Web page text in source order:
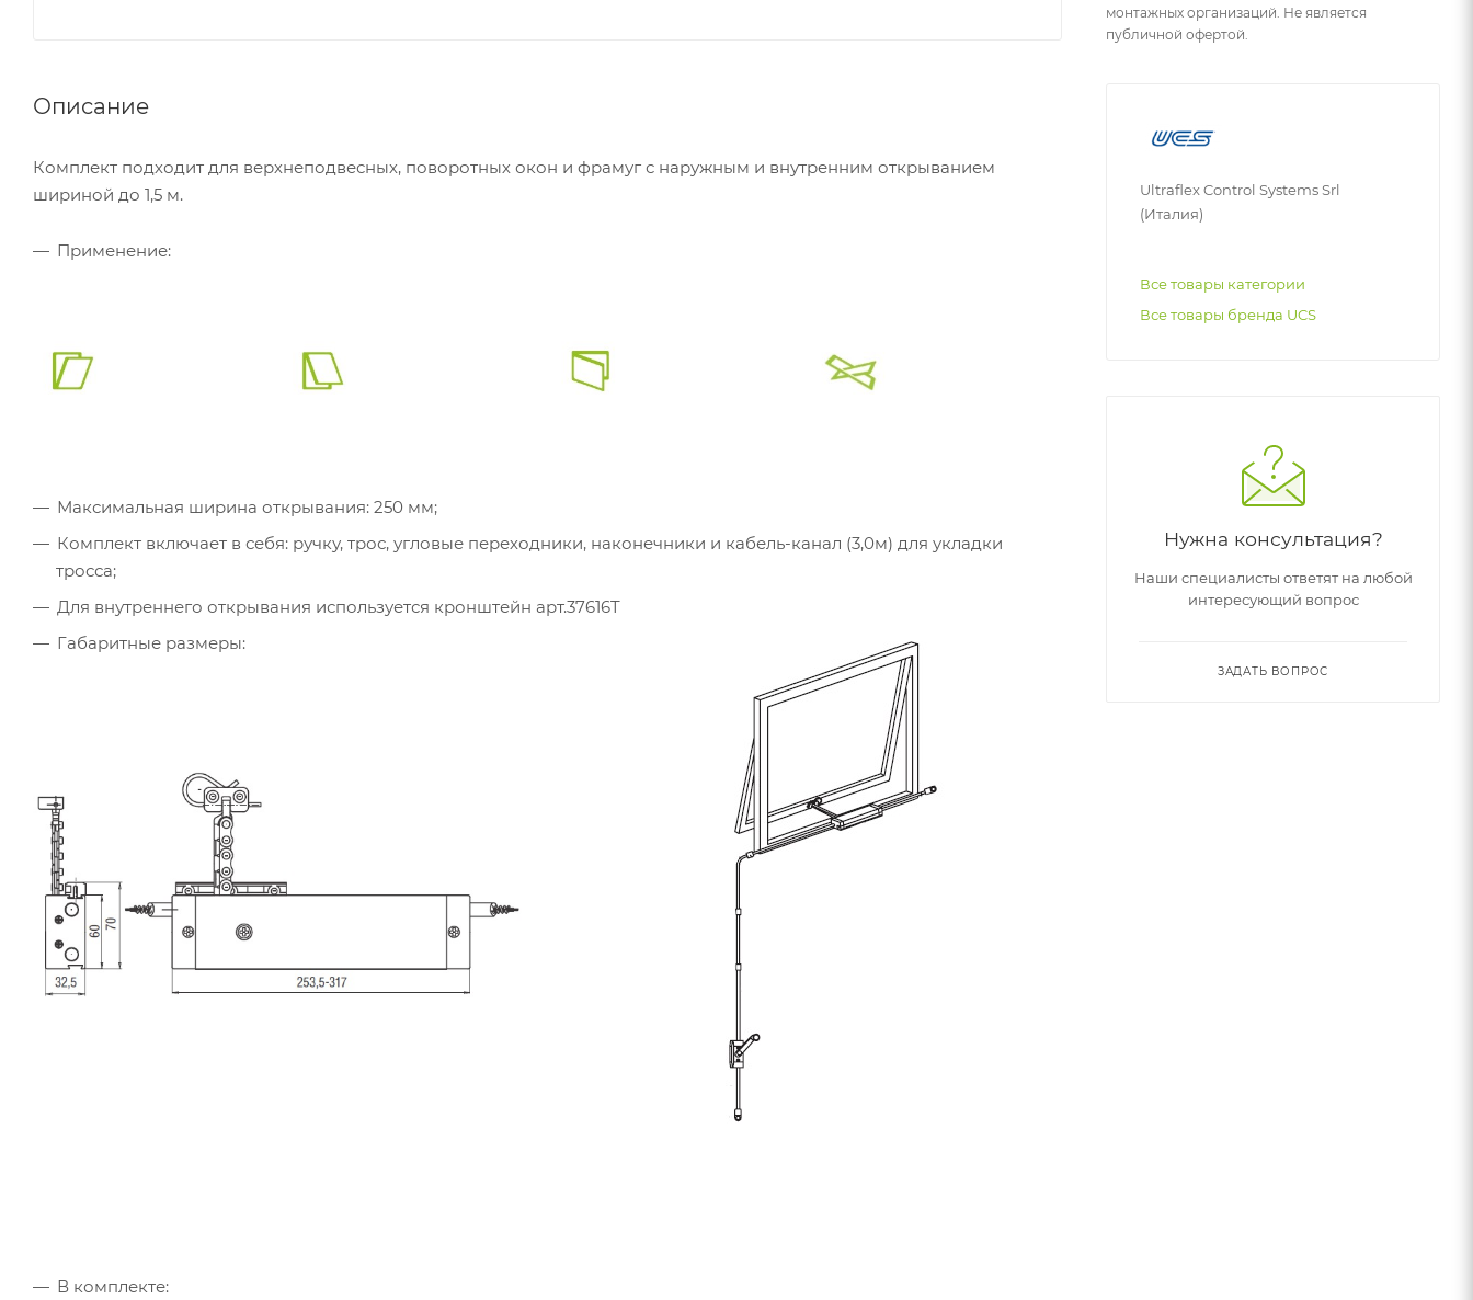
Описание
Комплект подходит для верхнеподвесных, поворотных окон и фрамуг с наружным и внутренним открыванием
шириной до 1,5 м.
Применение:
Максимальная ширина открывания: 250 мм;
Комплект включает в себя: ручку, трос, угловые переходники, наконечники и кабель-канал (3,0м) для укладки
тросса;
Для внутреннего открывания используется кронштейн арт.37616T
Габаритные размеры:
В комплекте:
монтажных организаций. Не является
публичной офертой.
Ultraflex Control Systems Srl
(Италия)
Все товары категории
Все товары бренда UCS
Нужна консультация?
Наши специалисты ответят на любой
интересующий вопрос
ЗАДАТЬ ВОПРОС